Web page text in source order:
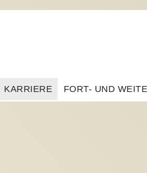
KARRIERE FORT- UND